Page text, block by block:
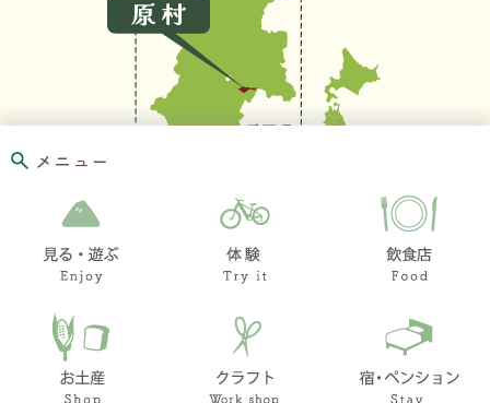
メニュー
お問い合わせ
このホームページ
著作権と免責事項に
ついて